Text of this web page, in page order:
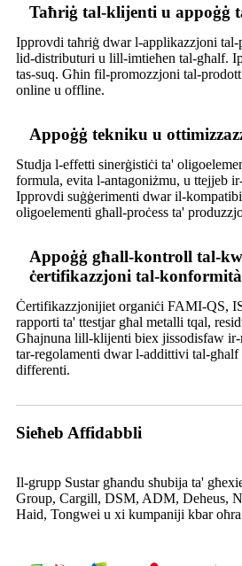
Taħriġ tal-klijenti u appoġġ
Ipprovdi taħriġ dwar l-applikazzjoni tal-
lid-distributuri u lill-imtieħen tal-għalf.
tas-suq. Għin fil-promozzjoni tal-
online u offline.
Appoġġ tekniku u
Studja l-effetti sinerġistiċi ta'
formula, evita l-antagoniżmu, u ttejjeb
Ipprovdi suġġerimenti dwar il-
oligoelementi għall-proċess ta'
Appoġġ għall-kontroll tal-
ċertifikazzjoni tal-konformità
Ċertifikazzjonijiet organiċi FAMI-QS,
rapporti ta' ttestjar għal metalli tqal,
Għajnuna lill-klijenti biex jissodisfaw
tar-regolamenti dwar l-addittivi tal-
differenti.
Sieħeb Affidabbli
Il-grupp Sustar għandu sħubija ta'
Group, Cargill, DSM, ADM, Deheus,
Haid, Tongwei u xi kumpaniji kbar